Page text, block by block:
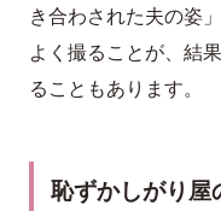
き合わされた夫の姿
よく撮ることが、結
ることもあります。
恥ずかしがり屋